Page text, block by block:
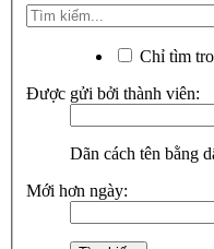
Chỉ tìm
Được gửi bởi thành viên:
Dãn cách tên bằng
Mới hơn ngày: